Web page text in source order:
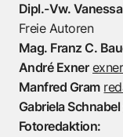
Dipl.-Vw.
Freie Autoren
Mag. Franz C.
André Exner
Manfred Gram
Gabriela Schnabel
Fotoredaktion: